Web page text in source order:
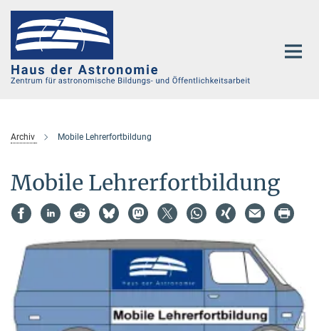
Hauptinhalt
Archiv Mobile Lehrerfortbildung
Mobile Lehrerfortbildung